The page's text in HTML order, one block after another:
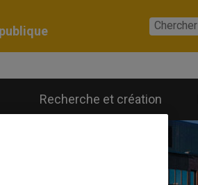
Recherche et création